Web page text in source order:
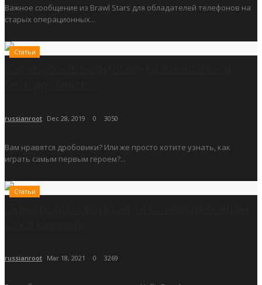
Важное сообщение из Brawl Stars для обладателей телефонов на
старых операционных...
Статьи
russianroot Dec 28, 2019 0 3050
Вам нравятся дробовики? Или же просто хотите узнать, как
играть самым первым героем?...
Статьи
russianroot Mar 18, 2021 0 3269